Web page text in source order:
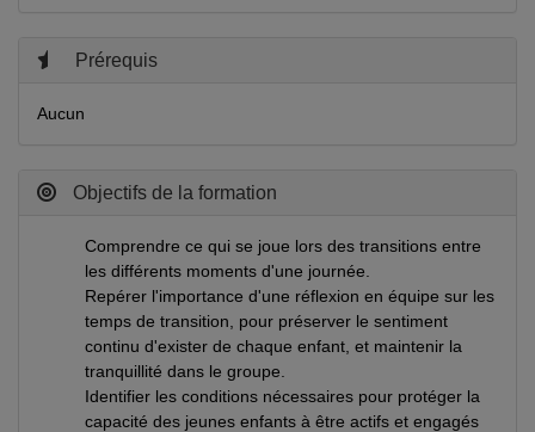
Prérequis
Aucun
Objectifs de la formation
Comprendre ce qui se joue lors des transitions entre
les différents moments d'une journée.
Repérer l'importance d'une réflexion en équipe sur les
temps de transition, pour préserver le sentiment
continu d'exister de chaque enfant, et maintenir la
tranquillité dans le groupe.
Identifier les conditions nécessaires pour protéger la
capacité des jeunes enfants à être actifs et engagés